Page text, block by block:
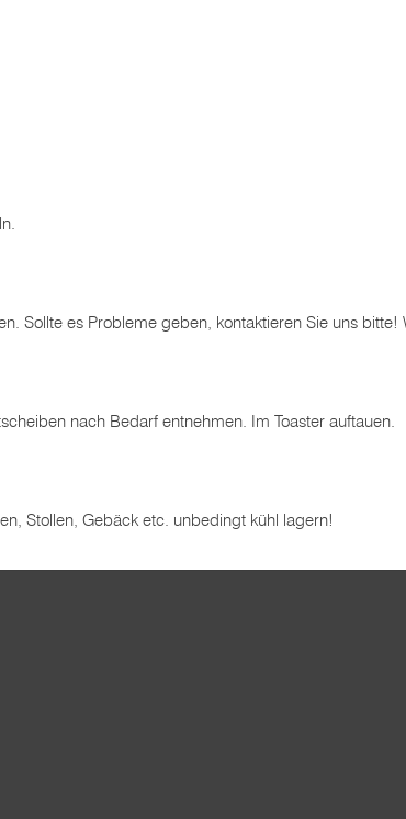
Sollte es Probleme geben, kontaktieren Sie uns bitte!
nach Bedarf entnehmen. Im Toaster auftauen.
Stollen, Gebäck etc. unbedingt kühl lagern!